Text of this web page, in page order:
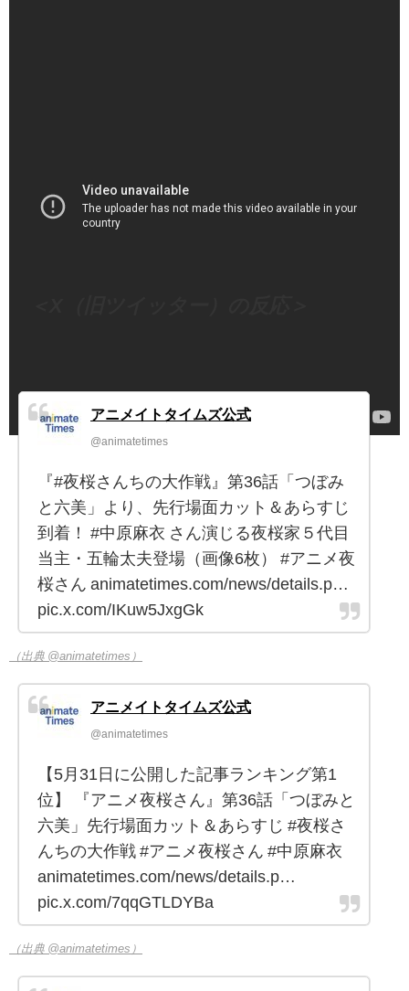
アニメイトタイムズ公式
@animatetimes
『#夜桜さんちの大作戦』第36話「つぼみ
と六美」より、先行場面カット＆あらすじ
到着！ #中原麻衣 さん演じる夜桜家５代目
当主・五輪太夫登場（画像6枚） #アニメ夜
桜さん animatetimes.com/news/details.p…
pic.x.com/IKuw5JxgGk
（出典 @animatetimes）
アニメイトタイムズ公式
@animatetimes
【5月31日に公開した記事ランキング第1
位】 『アニメ夜桜さん』第36話「つぼみと
六美」先行場面カット＆あらすじ #夜桜さ
んちの大作戦 #アニメ夜桜さん #中原麻衣
animatetimes.com/news/details.p…
pic.x.com/7qqGTLDYBa
（出典 @animatetimes）